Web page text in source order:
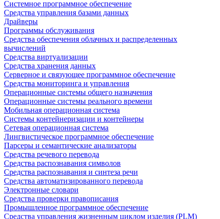
Системное программное обеспечение
Средства управления базами данных
Драйверы
Программы обслуживания
Средства обеспечения облачных и распределенных
вычислений
Средства виртуализации
Средства хранения данных
Серверное и связующее программное обеспечение
Средства мониторинга и управления
Операционные системы общего назначения
Операционные системы реального времени
Мобильная операционная система
Системы контейнеризации и контейнеры
Сетевая операционная система
Лингвистическое программное обеспечение
Парсеры и семантические анализаторы
Средства речевого перевода
Средства распознавания символов
Средства распознавания и синтеза речи
Средства автоматизированного перевода
Электронные словари
Средства проверки правописания
Промышленное программное обеспечение
Средства управления жизненным циклом изделия (PLM)